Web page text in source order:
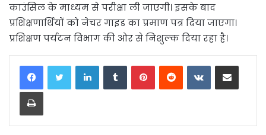
काउंसिल के माध्यम से परीक्षा ली जाएगी। इसके बाद
प्रशिक्षणार्थियों को नेचर गाइड का प्रमाण पत्र दिया जाएगा।
प्रशिक्षण पर्यटन विभाग की ओर से निशुल्क दिया रहा है।
LinkedInTumblrPinterestReddit VKontakteShare via Email
Print